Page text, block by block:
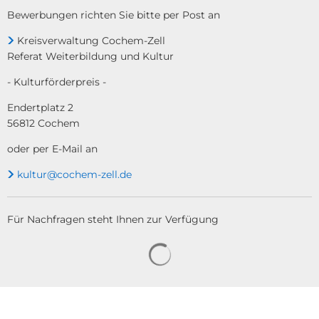
Bewerbungen richten Sie bitte per Post an
Kreisverwaltung Cochem-Zell
Referat Weiterbildung und Kultur
- Kulturförderpreis -
Endertplatz 2
56812 Cochem
oder per E-Mail an
kultur@cochem-zell.de
Für Nachfragen steht Ihnen zur Verfügung